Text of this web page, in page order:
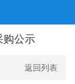
购公示
返回列表